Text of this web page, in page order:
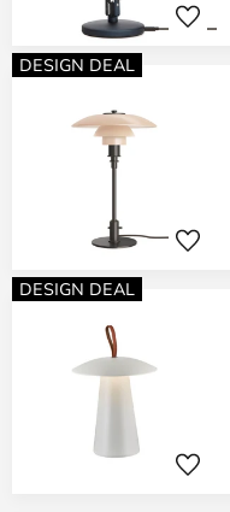
DESIGN DEAL
DESIGN DEAL